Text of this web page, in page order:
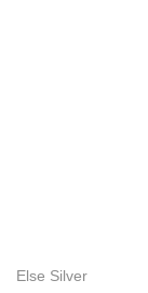
Else Silver